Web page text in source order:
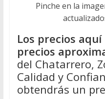
Pinche en la
Los precios
precios
del Chatarrero,
Calidad y
obtendrás un